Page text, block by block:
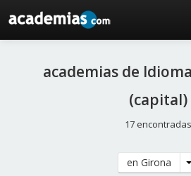
blogacademias de
(capital)
17 encontradas
en Girona